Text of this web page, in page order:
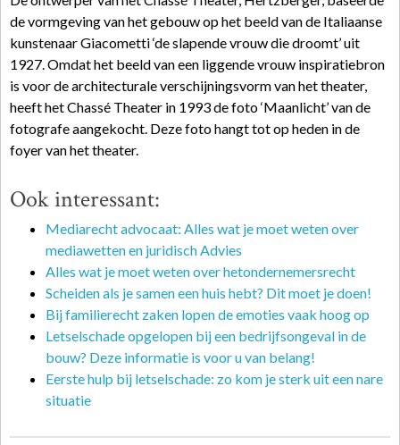
de vormgeving van het gebouw op het beeld van de Italiaanse
kunstenaar Giacometti ‘de slapende vrouw die droomt’ uit
1927. Omdat het beeld van een liggende vrouw inspiratiebron
is voor de architecturale verschijningsvorm van het theater,
heeft het Chassé Theater in 1993 de foto ‘Maanlicht’ van de
fotografe aangekocht. Deze foto hangt tot op heden in de
foyer van het theater.
Ook interessant:
Mediarecht advocaat: Alles wat je moet weten over
mediawetten en juridisch Advies
Alles wat je moet weten over hetondernemersrecht
Scheiden als je samen een huis hebt? Dit moet je doen!
Bij familierecht zaken lopen de emoties vaak hoog op
Letselschade opgelopen bij een bedrijfsongeval in de
bouw? Deze informatie is voor u van belang!
Eerste hulp bij letselschade: zo kom je sterk uit een nare
situatie